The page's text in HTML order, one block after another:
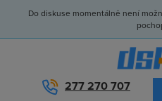
Do diskuse momentálně není
277 270 707